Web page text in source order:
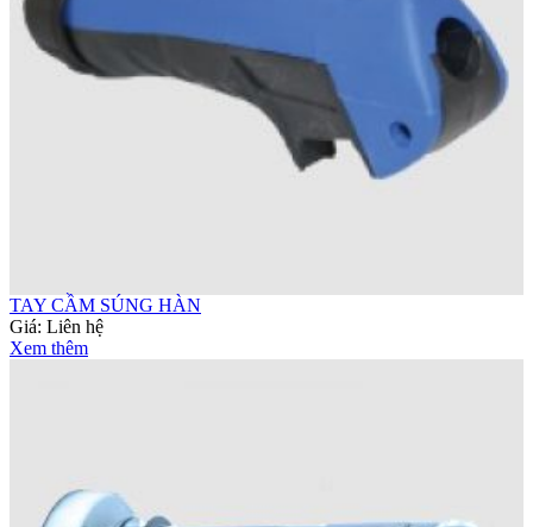
TAY CẦM SÚNG HÀN
Giá: Liên hệ
Xem thêm